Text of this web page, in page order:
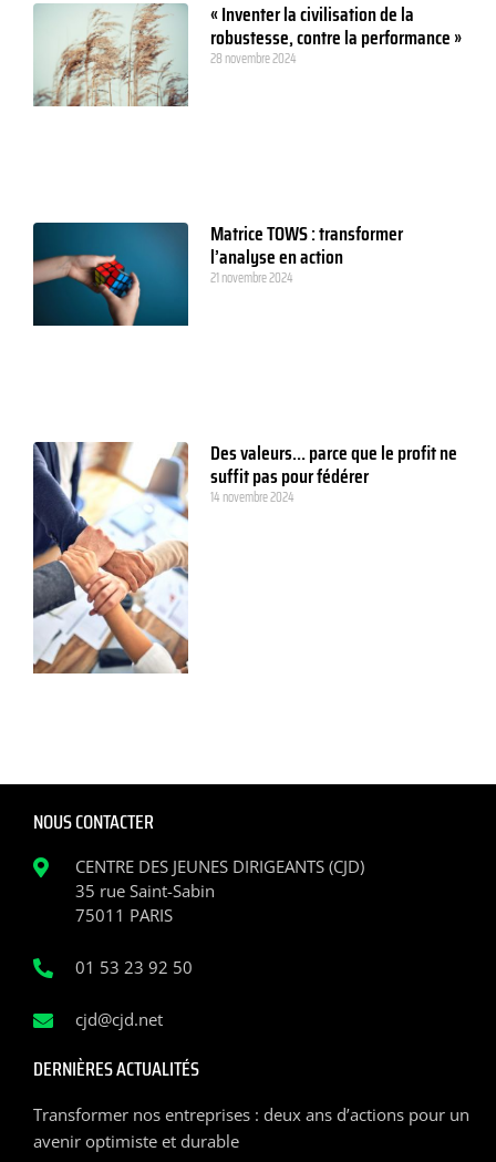
« Inventer la civilisation de la
robustesse, contre la performance »
28 novembre 2024
Matrice TOWS : transformer
l’analyse en action
21 novembre 2024
Des valeurs… parce que le profit ne
suffit pas pour fédérer
14 novembre 2024
NOUS CONTACTER
CENTRE DES JEUNES DIRIGEANTS (CJD)
35 rue Saint-Sabin
75011 PARIS
01 53 23 92 50
cjd@cjd.net
DERNIÈRES ACTUALITÉS
Transformer nos entreprises : deux ans d’actions pour un
avenir optimiste et durable